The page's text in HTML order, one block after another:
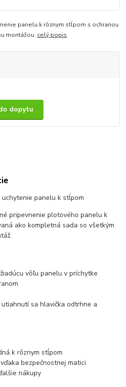
panelu k rôznym stĺpom s ochranou
montážou. celý popis
dopytu
panelu k stĺpom
pripevnenie plotového panelu k
ako kompletná sada so všetkým
vôľu panelu v príchytke
sa hlavička odtrhne a
k rôznym stĺpom
bezpečnostnej matici
nákupy